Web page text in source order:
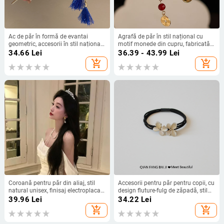
Ac de păr în formă de evantai
geometric, accesorii în stil național
Hanfu, aliaj, finisaj cu ulei
34.66 Lei
add_shopping_cart
Agrafă de păr în stil național cu
motif monede din cupru, fabricată
manual din aliaj, origine Shandong,
36.39 - 43.99 Lei
add_shopping_cart
Coroană pentru păr din aliaj, stil
natural unisex, finisaj electroplacat,
cristale cu perforări punctuale
39.96 Lei
add_shopping_cart
Accesorii pentru păr pentru copii, cu
design fluture-fulg de zăpadă, stil
original, aliaj cu placare
argintie/aurie, Huai Bamboo Girl
34.22 Lei
add_shopping_cart